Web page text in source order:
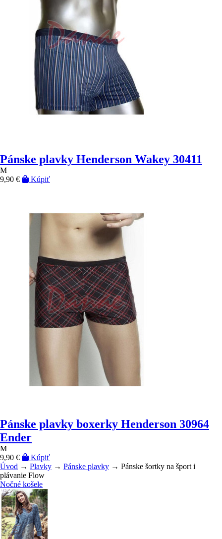
Pánske plavky Henderson Wakey 30411
M
9,90 €
Kúpiť
Pánske plavky boxerky Henderson 30964
Ender
M
9,90 €
Kúpiť
Úvod → Plavky → Pánske plavky → Pánske šortky na šport i
plávanie Flow
Nočné košele